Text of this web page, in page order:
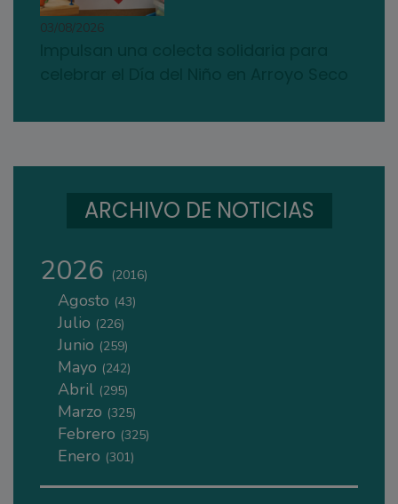
03/08/2026
ARCHIVO DE NOTICIAS
2026 (2016)
Agosto (43)
Julio (226)
Junio (259)
Mayo (242)
Abril (295)
Marzo (325)
Febrero (325)
Enero (301)